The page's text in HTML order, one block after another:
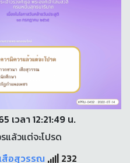
เวลา 12:21:49 น.
แล้วแต่จะโปรด
สือสุวรรณ
232